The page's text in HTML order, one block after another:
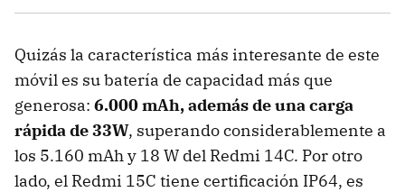
Quizás la característica más interesante de este
móvil es su batería de capacidad más que
generosa: 6.000 mAh, además de una carga
rápida de 33W, superando considerablemente a
los 5.160 mAh y 18 W del Redmi 14C. Por otro
lado, el Redmi 15C tiene certificación IP64, es